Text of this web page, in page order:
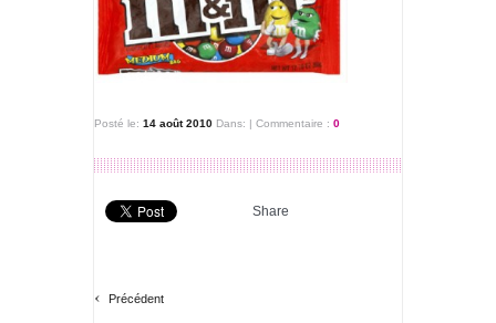
Posté le: 14 août 2010 Dans: | Commentaire : 0
Share
‹ Précédent